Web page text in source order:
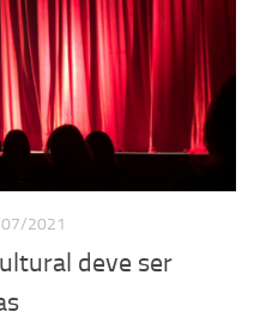
em Tecnologia e Informação
Vulneráveis
2021
deve ser